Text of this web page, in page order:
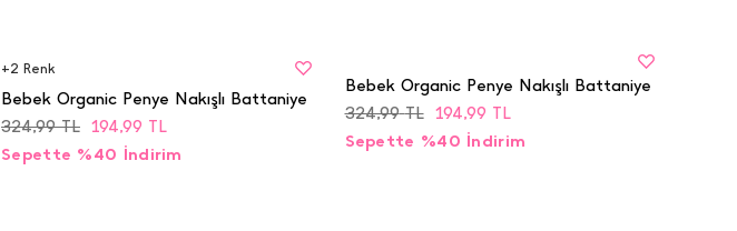
Sepette %40 İndirim
194,99 TL
324,99 TL
+2 Renk
Bebek Organic Penye Nakışlı Battaniye
Sepette %40 İndirim
194,99 TL
324,99 TL
Bebek Organic Penye Nakışlı Battaniye